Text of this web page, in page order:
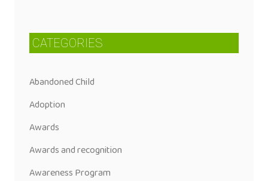
CATEGORIES
Abandoned Child
Adoption
Awards
Awards and recognition
Awareness Program